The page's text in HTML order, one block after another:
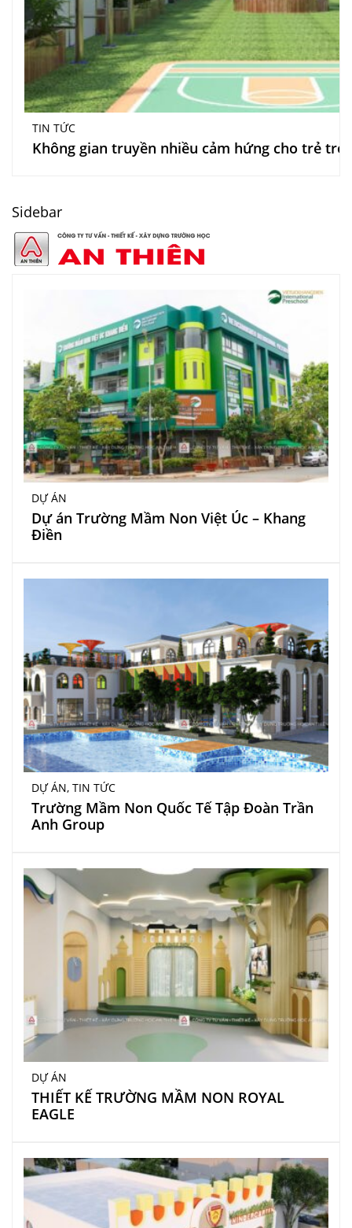
TIN TỨC
Không gian truyền nhiều cảm hứng cho trẻ
Sidebar
DỰ ÁN
Dự án Trường Mầm Non Việt Úc – Khang
Điền
DỰ ÁN, TIN TỨC
Trường Mầm Non Quốc Tế Tập Đoàn Trần
Anh Group
DỰ ÁN
THIẾT KẾ TRƯỜNG MẦM NON ROYAL
EAGLE